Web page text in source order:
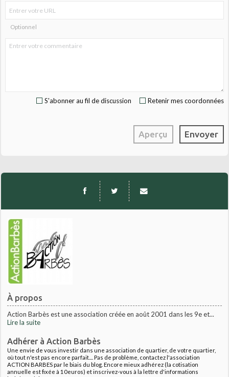
À propos
Action Barbès est une association créée en août 2001 dans les 9e et...
Lire la suite
Adhérer à Action Barbès
Une envie de vous investir dans une association de quartier, de votre quartier,
où tout n'est pas encore parfait.... Pas de problème, contactez l'association
ACTION BARBES par le biais du blog. Encore mieux adhérez (la cotisation
annuelle est fixée à 10euros) et inscrivez-vous à la lettre d'informations
Optionnel
Retenir mes coordonnées
S'abonner au fil de discussion